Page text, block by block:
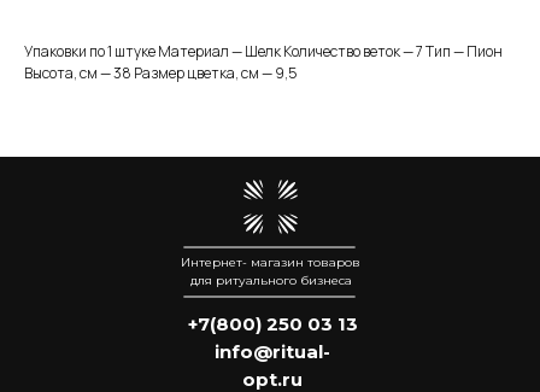
Упаковки по 1 штуке Материал — Шелк Количество веток — 7 Тип — Пион
Высота, см — 38 Размер цветка, см — 9,5
Интернет- магазин товаров
для ритуального бизнеса
+7(800) 250 03 13
info@ritual-
opt.ru